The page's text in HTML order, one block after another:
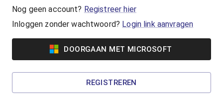
Jong of oud, beginner of gevorderde, iedereen
kan banenzwemmen in het Geusseltbad! Koop
een ticket of reserveer met je badenkaart.
Vanaf €5,65
50+ Banenzwemmen
Wil jij het iets rustiger aan doen tijdens het
Nog geen account? Registreer hier
Inloggen zonder wachtwoord? Login link aanvragen
DOORGAAN MET MICROSOFT
REGISTREREN